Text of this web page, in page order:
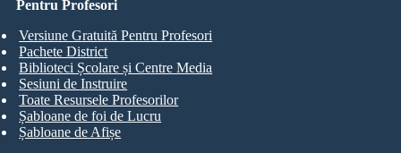
Pentru Profesori
Versiune Gratuită Pentru Profesori
Pachete District
Biblioteci Școlare și Centre Media
Sesiuni de Instruire
Toate Resursele Profesorilor
Șabloane de foi de Lucru
Șabloane de Afișe